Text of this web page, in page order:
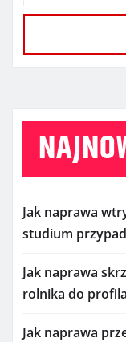
Jak naprawa
studium
Jak naprawa
rolnika do
Jak naprawa